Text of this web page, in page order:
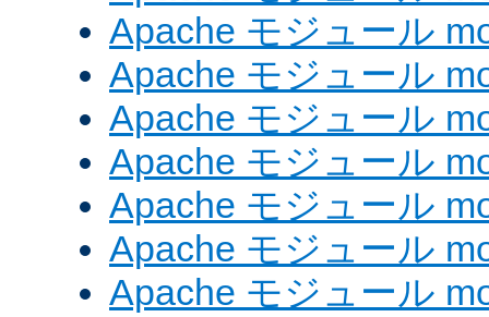
Apache モジュール
Apache モジュール
Apache モジュール
Apache モジュール
Apache モジュール
Apache モジュール
Apache モジュール